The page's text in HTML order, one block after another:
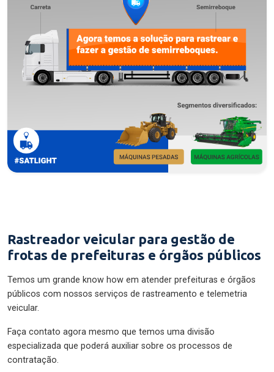
Rastreador veicular para gestão de
frotas de prefeituras e órgãos públicos
Temos um grande know how em atender prefeituras e órgãos
públicos com nossos serviços de rastreamento e telemetria
veicular.
Faça contato agora mesmo que temos uma divisão
especializada que poderá auxiliar sobre os processos de
contratação.